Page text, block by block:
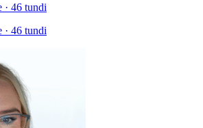
· 46 tundi
· 46 tundi